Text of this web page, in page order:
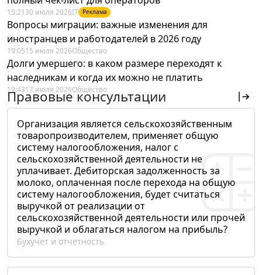
15:21 30 июля 2026IT Реклама
Вопросы миграции: важные изменения для
иностранцев и работодателей в 2026 году
19:0515 июля 2026Общество
Долги умершего: в каком размере переходят к
наследникам и когда их можно не платить
19:4317 июля 2026Общество
Правовые консультации
Организация является сельскохозяйственным
товаропроизводителем, применяет общую
систему налогообложения, налог с
сельскохозяйственной деятельности не
уплачивает. Дебиторская задолженность за
молоко, оплаченная после перехода на общую
систему налогообложения, будет считаться
выручкой от реализации от
сельскохозяйственной деятельности или прочей
выручкой и облагаться налогом на прибыль?
Бухучет и отчетность